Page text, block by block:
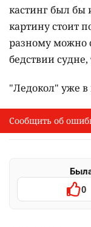
кастинг был бы
картину стоит
разному можно
бедствии судне,
"Ледокол" уже в
I
Сообщить об
Выделите
0
Сообщить об